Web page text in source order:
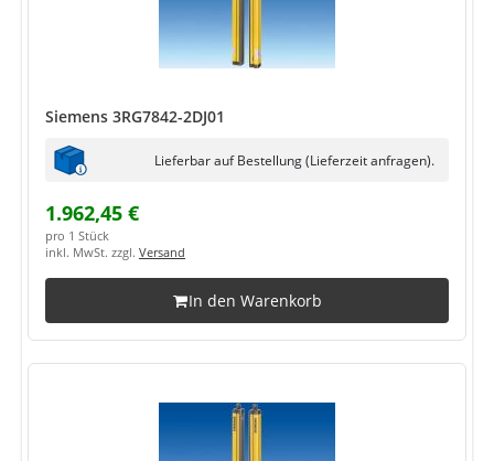
Siemens 3RG7842-2DJ01
Lieferbar auf Bestellung (Lieferzeit anfragen).
1.962,45 €
pro 1 Stück
inkl. MwSt. zzgl. Versand
In den Warenkorb